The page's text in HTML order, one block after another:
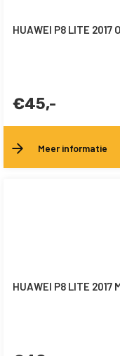
HUAWEI P8 LITE 2017
€45,-
Meer informatie
HUAWEI P8 LITE 2017